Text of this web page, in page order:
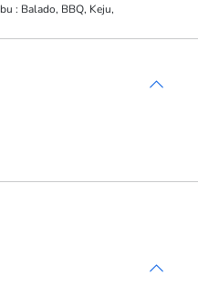
: Balado, BBQ, Keju,